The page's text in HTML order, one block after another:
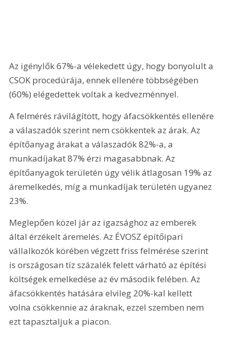
Az igénylők 67%-a vélekedett úgy, hogy bonyolult a
CSOK procedúrája, ennek ellenére többségében
(60%) elégedettek voltak a kedvezménnyel.
A felmérés rávilágított, hogy áfacsökkentés ellenére
a válaszadók szerint nem csökkentek az árak. Az
építőanyag árakat a válaszadók 82%-a, a
munkadíjakat 87% érzi magasabbnak. Az
építőanyagok területén úgy vélik átlagosan 19% az
áremelkedés, míg a munkadíjak területén ugyanez
23%.
Meglepően közel jár az igazsághoz az emberek
által érzékelt áremelés. Az ÉVOSZ építőipari
vállalkozók körében végzett friss felmérése szerint
is országosan tíz százalék felett várható az építési
költségek emelkedése az év második felében. Az
áfacsökkentés hatására elvileg 20%-kal kellett
volna csökkennie az áraknak, ezzel szemben nem
ezt tapasztaljuk a piacon.